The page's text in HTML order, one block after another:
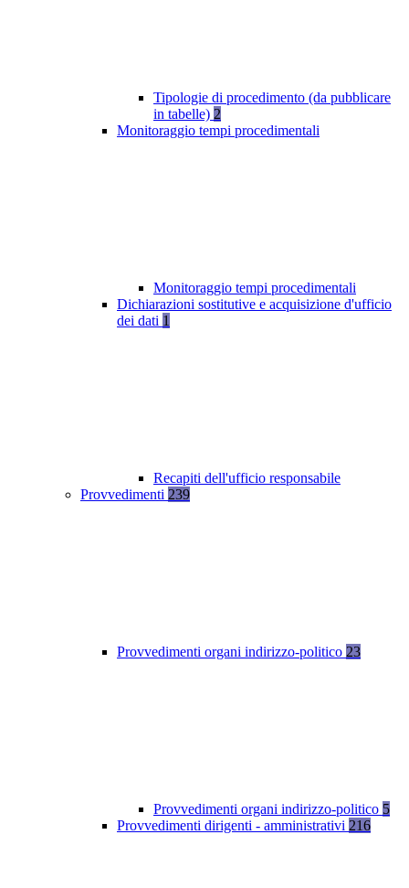
Tipologie di procedimento (da pubblicare
in tabelle) 2
Monitoraggio tempi procedimentali
Monitoraggio tempi procedimentali
Dichiarazioni sostitutive e acquisizione d'ufficio
dei dati 1
Recapiti dell'ufficio responsabile
Provvedimenti 239
Provvedimenti organi indirizzo-politico 23
Provvedimenti organi indirizzo-politico 5
Provvedimenti dirigenti - amministrativi 216